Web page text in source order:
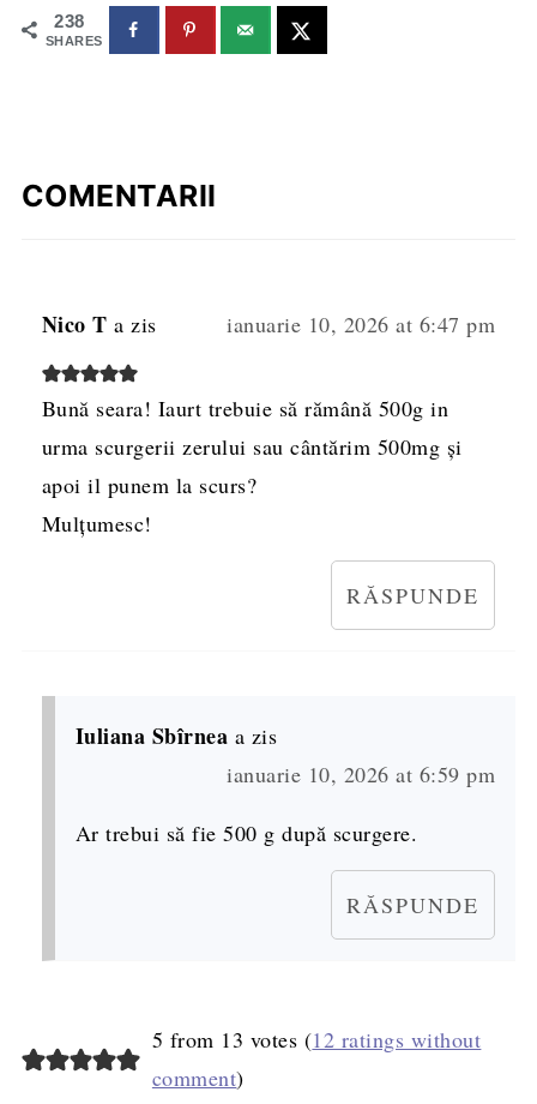
238
SHARES
COMENTARII
Nico T a zis ianuarie 10, 2026 at 6:47 pm
Bună seara! Iaurt trebuie să rămână 500g in
urma scurgerii zerului sau cântărim 500mg și
apoi il punem la scurs?
Mulțumesc!
RĂSPUNDE
Iuliana Sbîrnea a zis
ianuarie 10, 2026 at 6:59 pm
Ar trebui să fie 500 g după scurgere.
RĂSPUNDE
5 from 13 votes (12 ratings without
comment)